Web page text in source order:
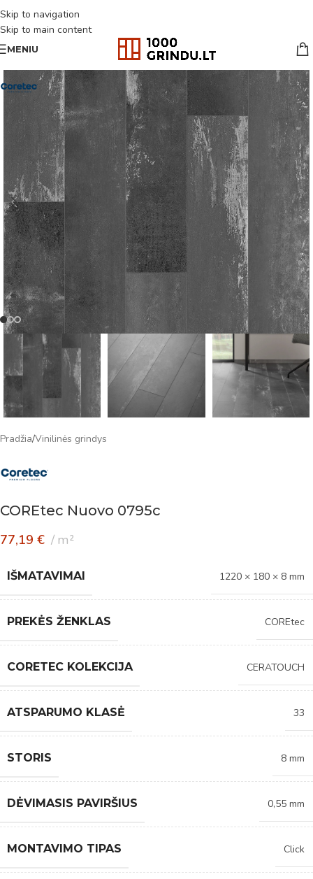
Skip to navigation
Skip to main content
MENIU
Pradžia/Vinilinės grindys
COREtec Nuovo 0795c
77,19 € m²
IŠMATAVIMAI 1220 × 180 × 8 mm
PREKĖS ŽENKLAS COREtec
CORETEC KOLEKCIJA CERATOUCH
ATSPARUMO KLASĖ 33
STORIS 8 mm
DĖVIMASIS PAVIRŠIUS 0,55 mm
MONTAVIMO TIPAS Click